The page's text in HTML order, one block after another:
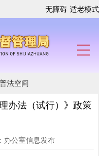
无障碍 适老模式
普法空间
办法（试行）》政策
公室信息发布